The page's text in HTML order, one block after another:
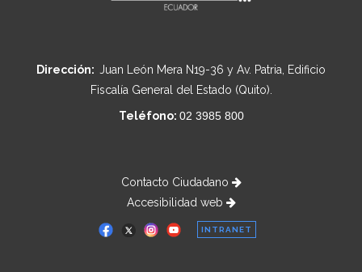
Dirección: Juan León Mera N19-36 y Av. Patria, Edificio
Fiscalía General del Estado (Quito).
Teléfono: 02 3985 800
Contacto Ciudadano
Accesibilidad web
INTRANET